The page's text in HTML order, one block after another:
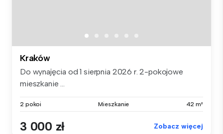
Kraków
Do wynajęcia od 1 sierpnia 2026 r. 2-pokojowe
mieszkanie ...
2 pokoi Mieszkanie 42 m²
3 000 zł Zobacz więcej